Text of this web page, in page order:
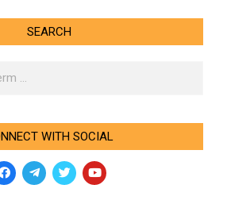
SEARCH
WITH SOCIAL